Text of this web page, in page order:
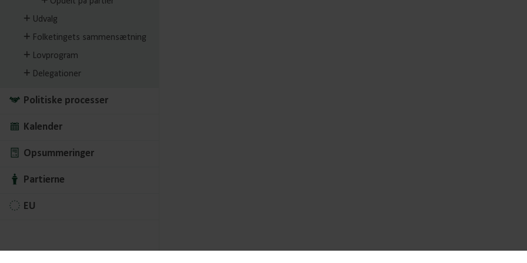
Udvalg
Folketingets sammensætning
Lovprogram
Delegationer
Politiske processer
Kalender
Opsummeringer
Partierne
EU